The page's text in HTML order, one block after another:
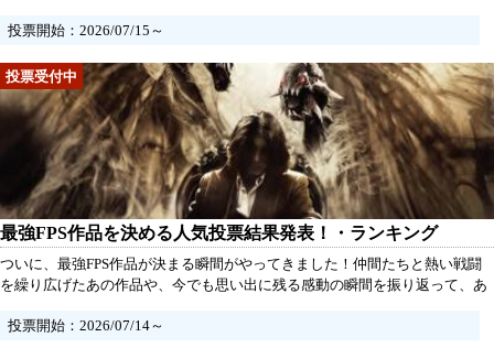
にしてください。あなたの一票が、次代のリズムアクションを彩るかもしれ
投票開始：2026/07/15～
最強FPS作品を決める人気投票結果発表！・ランキング
ついに、最強FPS作品が決まる瞬間がやってきました！仲間たちと熱い戦闘
を繰り広げたあの作品や、今でも思い出に残る感動の瞬間を振り返って、あ
の頂点を見つけるために、あなたの声が必要です！さあ、あの興奮をもう一
投票開始：2026/07/14～